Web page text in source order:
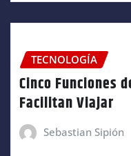
TECNOLOGÍA
Cinco Funciones
Facilitan Viajar
Sebastian Sipión